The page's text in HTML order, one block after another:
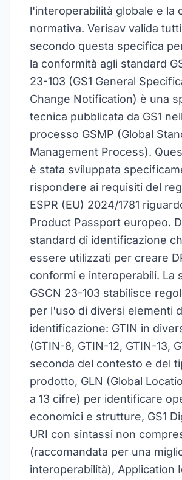
l'interoperabilità globale e la
normativa. Verisav valida
secondo questa specifica
la conformità agli standard
23-103 (GS1 General
Change Notification) è una
tecnica pubblicata da GS1
processo GSMP (Global
Management Process).
è stata sviluppata
rispondere ai requisiti del
ESPR (EU) 2024/1781
Product Passport europeo.
standard di identificazione
essere utilizzati per creare
conformi e interoperabili. La
GSCN 23-103 stabilisce
per l'uso di diversi elementi
identificazione: GTIN in
(GTIN-8, GTIN-12, GTIN-13,
seconda del contesto e del
prodotto, GLN (Global
a 13 cifre) per identificare
economici e strutture, GS1
URI con sintassi non
(raccomandata per una
interoperabilità), Application